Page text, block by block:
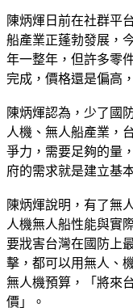
陳炳煇日前在社群平
船產業正蓬勃發展，
年一整年，但許多零
陳炳煇認為，少了國
人機、無人船產業，
爭力，需要足夠的量
陳炳煇說明，有了無
人機無人船性能與實
要戕害台灣在國防上
擊，都可以用無人、
無人機預算，「將來